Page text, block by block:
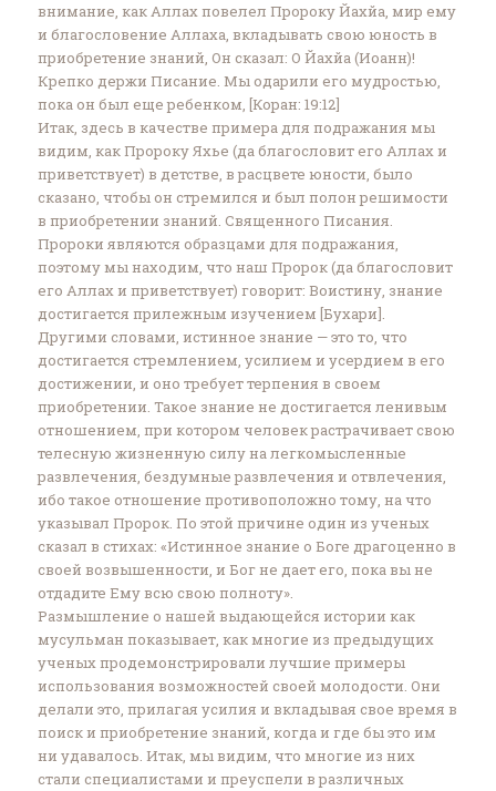
внимание, как Аллах повелел Пророку Йахйа, мир ему
и благословение Аллаха, вкладывать свою юность в
приобретение знаний, Он сказал: О Йахйа (Иоанн)!
Крепко держи Писание. Мы одарили его мудростью,
пока он был еще ребенком, [Коран: 19:12]‎
Итак, здесь в качестве примера для подражания мы
видим, как Пророку Яхье (да благословит его Аллах и
приветствует) в детстве, в расцвете юности, было
сказано, чтобы он стремился и был полон решимости
в приобретении знаний. Священного Писания.
Пророки являются образцами для подражания,
поэтому мы находим, что наш Пророк (да благословит
его Аллах и приветствует) говорит: Воистину, знание
достигается прилежным изучением [Бухари].
Другими словами, истинное знание — это то, что
достигается стремлением, усилием и усердием в его
достижении, и оно требует терпения в своем
приобретении. Такое знание не достигается ленивым
отношением, при котором человек растрачивает свою
телесную жизненную силу на легкомысленные
развлечения, бездумные развлечения и отвлечения,
ибо такое отношение противоположно тому, на что
указывал Пророк. По этой причине один из ученых
сказал в стихах: «Истинное знание о Боге драгоценно в
своей возвышенности, и Бог не дает его, пока вы не
отдадите Ему всю свою полноту». ‎
Размышление о нашей выдающейся истории как
мусульман показывает, как многие из предыдущих
ученых продемонстрировали лучшие примеры
использования возможностей своей молодости. Они
делали это, прилагая усилия и вкладывая свое время в
поиск и приобретение знаний, когда и где бы это им
ни удавалось. Итак, мы видим, что многие из них
стали специалистами и преуспели в различных